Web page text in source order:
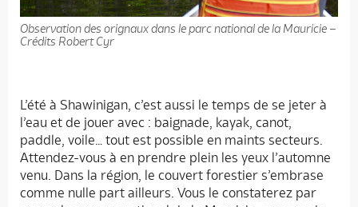
Observation des orignaux dans le parc national de la Mauricie –
Crédits Robert Cyr
L’été à Shawinigan, c’est aussi le temps de se jeter à
l’eau et de jouer avec : baignade, kayak, canot,
paddle, voile… tout est possible en maints secteurs.
Attendez-vous à en prendre plein les yeux l’automne
venu. Dans la région, le couvert forestier s’embrase
comme nulle part ailleurs. Vous le constaterez par